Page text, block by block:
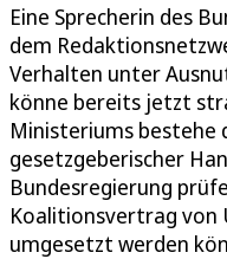
Eine Sprecherin des
dem
Verhalten unter
könne bereits jetzt
Ministeriums bestehe
gesetzgeberischer
Bundesregierung
Koalitionsvertrag von
umgesetzt werden